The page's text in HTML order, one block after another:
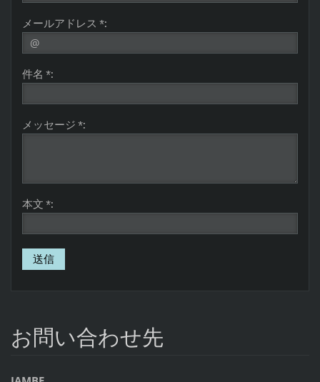
メールアドレス *:
件名 *:
メッセージ *:
本文 *:
お問い合わせ先